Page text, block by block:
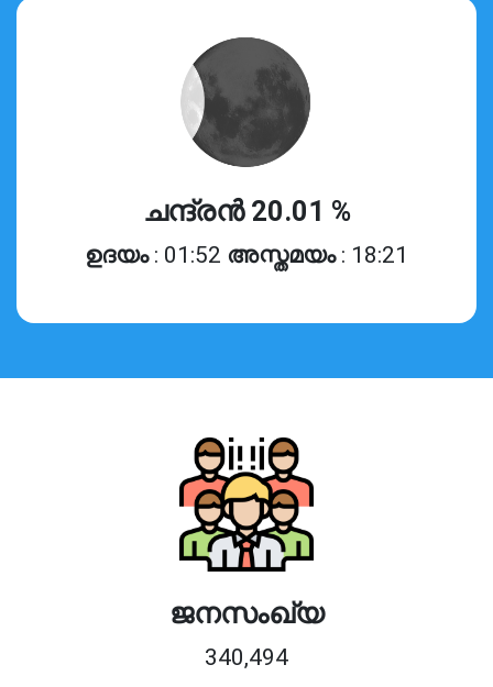
ചന്ദ്രൻ 20.01 %
ഉദയം : 01:52 അസ്തമയം : 18:21
ജനസംഖ്യ
340,494